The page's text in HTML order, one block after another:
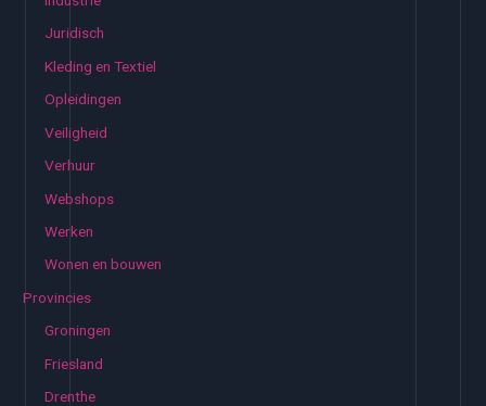
Juridisch
Kleding en Textiel
Opleidingen
Veiligheid
Verhuur
Webshops
Werken
Wonen en bouwen
Provincies
Groningen
Friesland
Drenthe